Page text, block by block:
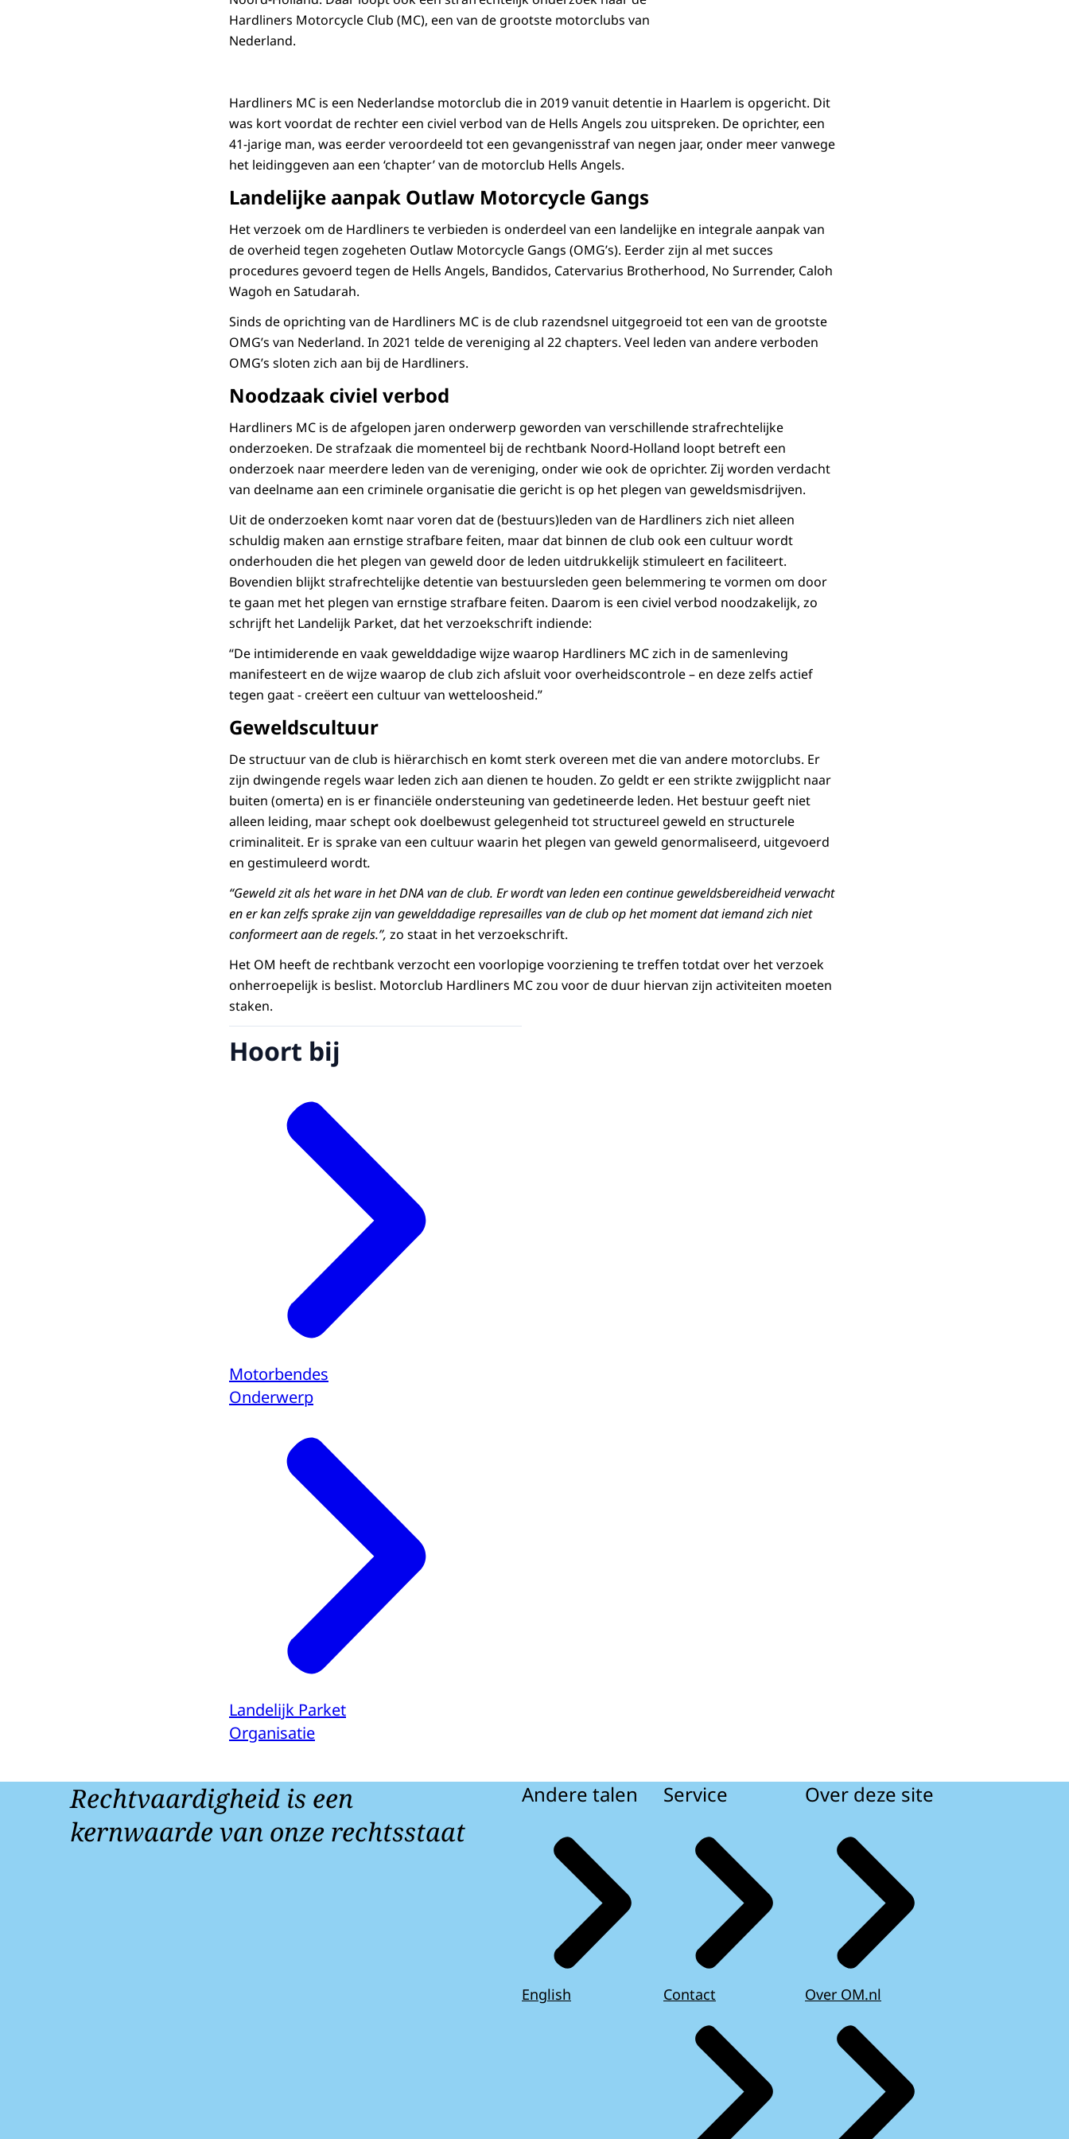
Hardliners Motorcycle Club (MC), een van de grootste motorclubs van
Nederland.
Hardliners MC is een Nederlandse motorclub die in 2019 vanuit detentie in Haarlem is opgericht. Dit
was kort voordat de rechter een civiel verbod van de Hells Angels zou uitspreken. De oprichter, een
41-jarige man, was eerder veroordeeld tot een gevangenisstraf van negen jaar, onder meer vanwege
het leidinggeven aan een ‘chapter’ van de motorclub Hells Angels.
Landelijke aanpak Outlaw Motorcycle Gangs
Het verzoek om de Hardliners te verbieden is onderdeel van een landelijke en integrale aanpak van
de overheid tegen zogeheten Outlaw Motorcycle Gangs (OMG’s). Eerder zijn al met succes
procedures gevoerd tegen de Hells Angels, Bandidos, Catervarius Brotherhood, No Surrender, Caloh
Wagoh en Satudarah.
Sinds de oprichting van de Hardliners MC is de club razendsnel uitgegroeid tot een van de grootste
OMG’s van Nederland. In 2021 telde de vereniging al 22 chapters. Veel leden van andere verboden
OMG’s sloten zich aan bij de Hardliners.
Noodzaak civiel verbod
Hardliners MC is de afgelopen jaren onderwerp geworden van verschillende strafrechtelijke
onderzoeken. De strafzaak die momenteel bij de rechtbank Noord-Holland loopt betreft een
onderzoek naar meerdere leden van de vereniging, onder wie ook de oprichter. Zij worden verdacht
van deelname aan een criminele organisatie die gericht is op het plegen van geweldsmisdrijven.
Uit de onderzoeken komt naar voren dat de (bestuurs)leden van de Hardliners zich niet alleen
schuldig maken aan ernstige strafbare feiten, maar dat binnen de club ook een cultuur wordt
onderhouden die het plegen van geweld door de leden uitdrukkelijk stimuleert en faciliteert.
Bovendien blijkt strafrechtelijke detentie van bestuursleden geen belemmering te vormen om door
te gaan met het plegen van ernstige strafbare feiten. Daarom is een civiel verbod noodzakelijk, zo
schrijft het Landelijk Parket, dat het verzoekschrift indiende:
“De intimiderende en vaak gewelddadige wijze waarop Hardliners MC zich in de samenleving
manifesteert en de wijze waarop de club zich afsluit voor overheidscontrole – en deze zelfs actief
tegen gaat - creëert een cultuur van wetteloosheid.”
Geweldscultuur
De structuur van de club is hiërarchisch en komt sterk overeen met die van andere motorclubs. Er
zijn dwingende regels waar leden zich aan dienen te houden. Zo geldt er een strikte zwijgplicht naar
buiten (omerta) en is er financiële ondersteuning van gedetineerde leden. Het bestuur geeft niet
alleen leiding, maar schept ook doelbewust gelegenheid tot structureel geweld en structurele
criminaliteit. Er is sprake van een cultuur waarin het plegen van geweld genormaliseerd, uitgevoerd
en gestimuleerd wordt.
“Geweld zit als het ware in het DNA van de club. Er wordt van leden een continue geweldsbereidheid verwacht
en er kan zelfs sprake zijn van gewelddadige represailles van de club op het moment dat iemand zich niet
conformeert aan de regels.”, zo staat in het verzoekschrift.
Het OM heeft de rechtbank verzocht een voorlopige voorziening te treffen totdat over het verzoek
onherroepelijk is beslist. Motorclub Hardliners MC zou voor de duur hiervan zijn activiteiten moeten
staken.
Hoort bij
Motorbendes
Onderwerp
Landelijk Parket
Organisatie
Rechtvaardigheid is een
kernwaarde van onze rechtsstaat
Andere talen
English
Service
Contact
Over deze site
Over OM.nl